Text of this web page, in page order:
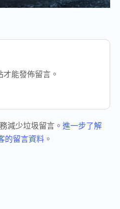
才能發佈留言。
減少垃圾留言。 進一步了解
的留言資料 。